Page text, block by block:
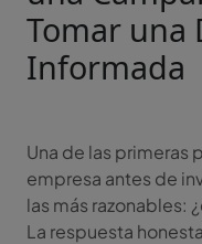
Tomar una
Informada
Una de las primeras
empresa antes de
las más razonables:
La respuesta